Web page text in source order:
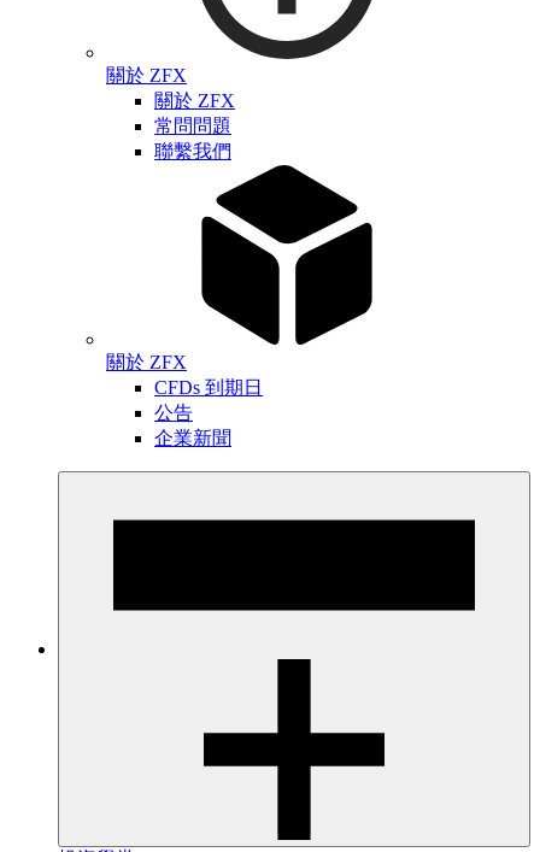
關於 ZFX
關於 ZFX
常問問題
聯繫我們
關於 ZFX
CFDs 到期日
公告
企業新聞